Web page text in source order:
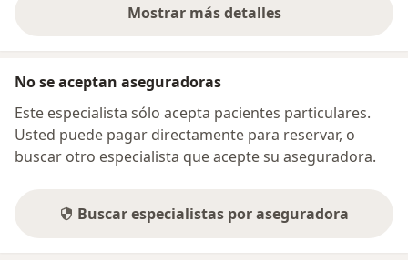
Mostrar más detalles
sobre la dirección
No se aceptan aseguradoras
Este especialista sólo acepta pacientes particulares.
Usted puede pagar directamente para reservar, o
buscar otro especialista que acepte su aseguradora.
Buscar especialistas por aseguradora